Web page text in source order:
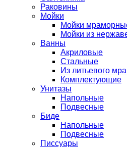
Раковины
Мойки
Мойки
Мойки из
Ванны
Акриловые
Стальные
Из литьевого
Комплектующие
Унитазы
Напольные
Подвесные
Биде
Напольные
Подвесные
Писсуары